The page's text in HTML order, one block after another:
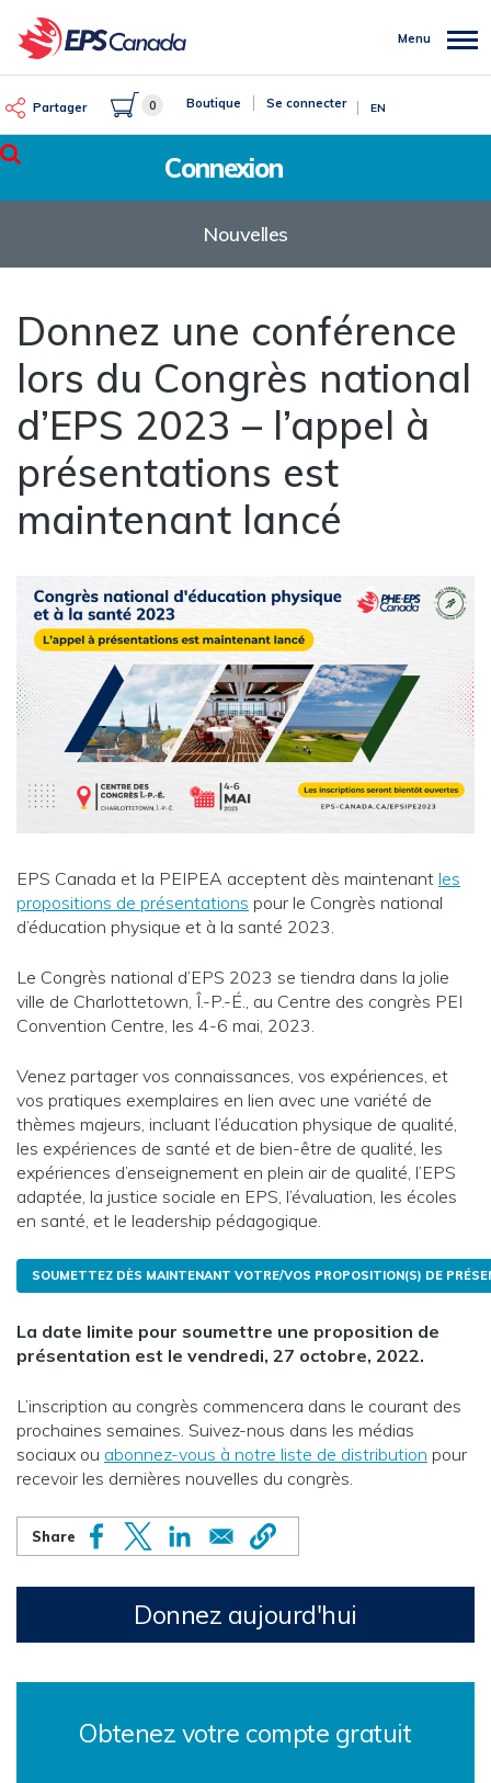
au
contenu
Partager 0 Boutique Se connecter EN
Rechercher
Menu
Connexion
Nouvelles
Donnez une conférence
lors du Congrès national
d’EPS 2023 – l’appel à
présentations est
maintenant lancé
EPS Canada et la PEIPEA acceptent dès maintenant les
propositions de présentations pour le Congrès national
d’éducation physique et à la santé 2023.
Le Congrès national d’EPS 2023 se tiendra dans la jolie
ville de Charlottetown, Î.-P.-É., au Centre des congrès PEI
Convention Centre, les 4-6 mai, 2023.
Venez partager vos connaissances, vos expériences, et
vos pratiques exemplaires en lien avec une variété de
thèmes majeurs, incluant l’éducation physique de qualité,
les expériences de santé et de bien-être de qualité, les
expériences d’enseignement en plein air de qualité, l’EPS
adaptée, la justice sociale en EPS, l’évaluation, les écoles
en santé, et le leadership pédagogique.
SOUMETTEZ DÈS MAINTENANT VOTRE/VOS PROPOSITION(S) DE
La date limite pour soumettre une proposition de
présentation est le vendredi, 27 octobre, 2022.
L’inscription au congrès commencera dans le courant des
prochaines semaines. Suivez-nous dans les médias
sociaux ou abonnez-vous à notre liste de distribution pour
recevoir les dernières nouvelles du congrès.
Donnez aujourd'hui
Obtenez votre compte gratuit